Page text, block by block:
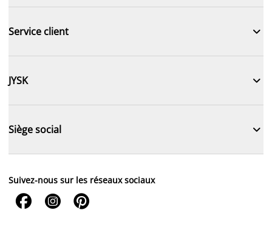
Service client 
JYSK 
Siège social 
Suivez-nous sur les réseaux sociaux
  